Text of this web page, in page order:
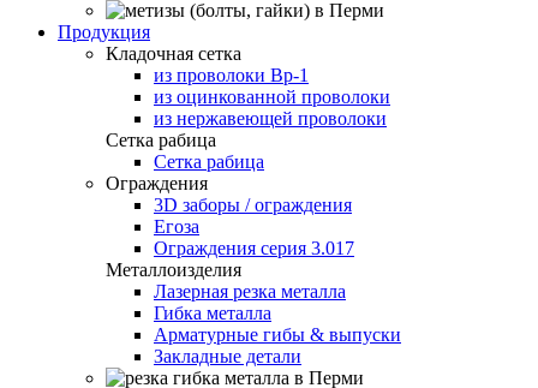
Продукция
Кладочная сетка
из проволоки Вр-1
из оцинкованной проволоки
из нержавеющей проволоки
Сетка рабица
Сетка рабица
Ограждения
3D заборы / ограждения
Егоза
Ограждения серия 3.017
Металлоизделия
Лазерная резка металла
Гибка металла
Арматурные гибы & выпуски
Закладные детали